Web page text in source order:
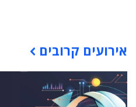
אירועים קרובים